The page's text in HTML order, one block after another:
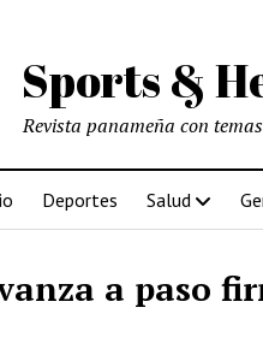
Sports &
Revista panameña con
Deportes Salud
a paso